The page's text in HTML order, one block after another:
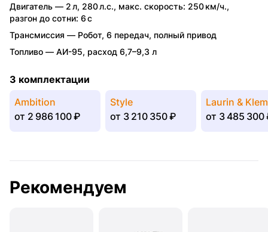
Двигатель — 2 л, 280 л.с., макс. скорость: 250 км/ч.,
разгон до сотни: 6 с
Трансмиссия — Робот, 6 передач, полный привод
Топливо — АИ-95, расход 6,7–9,3 л
3 комплектации
Ambition
от 2 986 100 ₽
Style
от 3 210 350 ₽
Laurin &
от 3 485 300
Рекомендуем